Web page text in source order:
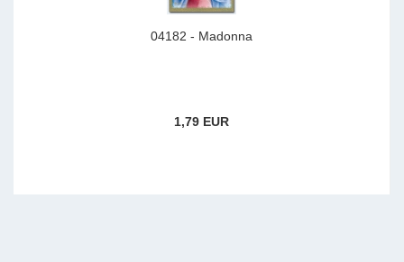
04182 - Madonna
1,79 EUR